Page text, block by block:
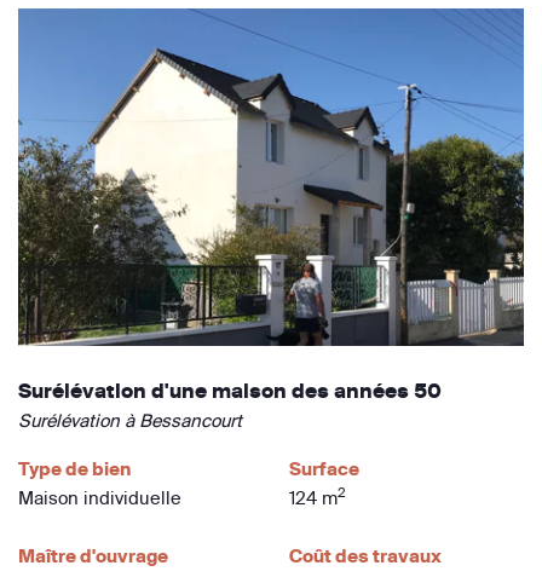
Surélévation d'une maison des années 50
Surélévation à Bessancourt
Type de bien
Maison individuelle
Surface
124 m2
Maître d'ouvrage
Coût des travaux